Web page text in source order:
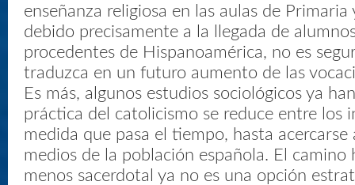
enseñanza religiosa en las aulas de Primaria
debido precisamente a la llegada de
procedentes de Hispanoamérica, no es
traduzca en un futuro aumento de las
Es más, algunos estudios sociológicos ya
práctica del catolicismo se reduce entre los
medida que pasa el tiempo, hasta acercarse
medios de la población española. El camino
menos sacerdotal ya no es una opción